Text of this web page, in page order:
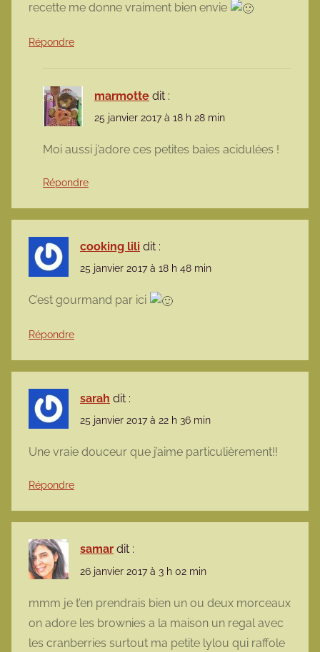
recette me donne vraiment bien envie
Répondre
marmotte dit :
25 janvier 2017 à 18 h 28 min
Moi aussi j’adore ces petites baies acidulées !
Répondre
cooking lili dit :
25 janvier 2017 à 18 h 48 min
C’est gourmand par ici
Répondre
sarah dit :
25 janvier 2017 à 22 h 36 min
Une vraie douceur que j’aime particulièrement!!
Répondre
samar dit :
26 janvier 2017 à 3 h 02 min
mmm je t’en prendrais bien un ou deux morceaux
on adore les brownies a la maison un regal avec
les cranberries surtout ma petite lylou qui raffole